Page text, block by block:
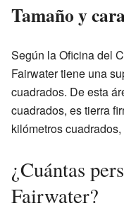
Tamaño y
Según la Oficina del
Fairwater tiene una
cuadrados. De esta
cuadrados, es tierra
kilómetros
¿Cuántas
Fairwater?